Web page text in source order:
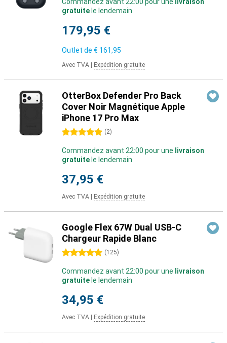
gratuite le lendemain
179,95 €
Outlet de € 161,95
Avec TVA Expédition gratuite
OtterBox Defender Pro Back
Cover Noir Magnétique Apple
iPhone 17 Pro Max
5 étoiles (2)
Commandez avant 22:00 pour une livraison
gratuite le lendemain
37,95 €
Avec TVA Expédition gratuite
Google Flex 67W Dual USB-C
Chargeur Rapide Blanc
5 étoiles (125)
Commandez avant 22:00 pour une livraison
gratuite le lendemain
34,95 €
Avec TVA Expédition gratuite